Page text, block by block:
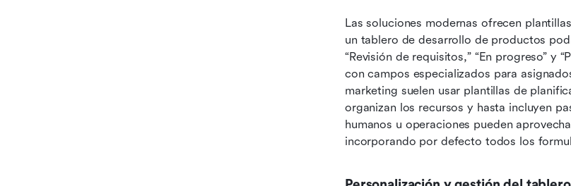
Las soluciones modernas ofrecen
un tablero de desarrollo de productos
“Revisión de requisitos,” “En progreso” y
con campos especializados para
marketing suelen usar plantillas de
organizan los recursos y hasta incluyen
humanos u operaciones pueden
incorporando por defecto todos los